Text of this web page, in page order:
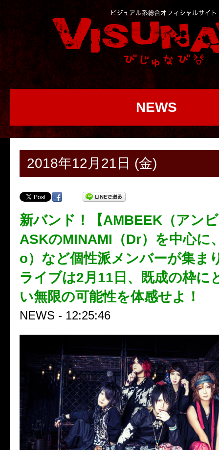
NEWS
2018年12月21日 (金)
新バンド！【AMBEEK（アン
ASKのMINAMI（Dr）を中心に
o）など個性派メンバーが集ま
ライブは2月11日、既成の枠に
い無限の可能性を体感せよ！
NEWS - 12:25:46